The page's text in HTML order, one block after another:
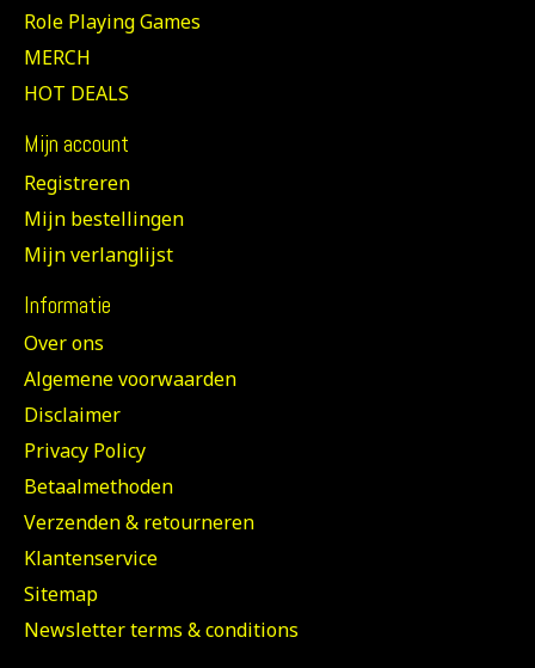
Role Playing Games
MERCH
HOT DEALS
Mijn account
Registreren
Mijn bestellingen
Mijn verlanglijst
Informatie
Over ons
Algemene voorwaarden
Disclaimer
Privacy Policy
Betaalmethoden
Verzenden & retourneren
Klantenservice
Sitemap
Newsletter terms & conditions